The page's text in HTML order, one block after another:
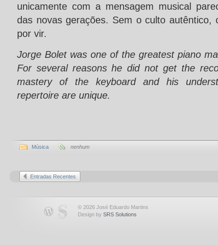
unicamente com a mensagem musical
das novas gerações. Sem o culto autêntico,
por vir.
Jorge Bolet was one of the greatest piano
For several reasons he did not get the
mastery of the keyboard and his
repertoire are unique.
Música nenhum
Entradas Recentes
© 2026 José Eduardo Martins
Design by SRS Solutions